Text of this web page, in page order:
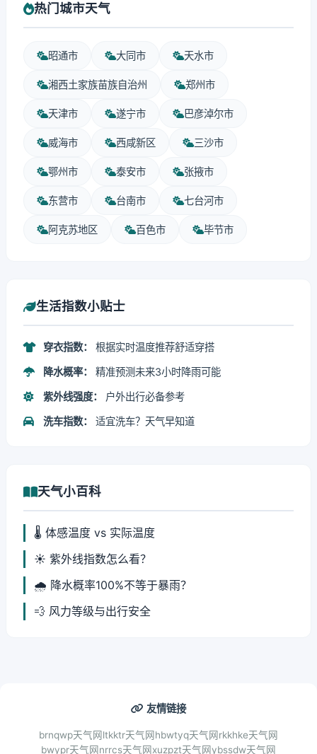
热门城市天气
昭通市 大同市 天水市
湘西土家族苗族自治州 郑州市
天津市 遂宁市 巴彦淖尔市
威海市 西咸新区 三沙市
鄂州市 泰安市 张掖市
东营市 台南市 七台河市
阿克苏地区 百色市 毕节市
生活指数小贴士
穿衣指数： 根据实时温度推荐舒适穿搭
降水概率： 精准预测未来3小时降雨可能
紫外线强度： 户外出行必备参考
洗车指数： 适宜洗车？天气早知道
天气小百科
🌡️ 体感温度 vs 实际温度
☀️ 紫外线指数怎么看？
🌧️ 降水概率100%不等于暴雨？
💨 风力等级与出行安全
友情链接
brnqwp天气网ltkktr天气网hbwtyq天气网rkkhke天气网
bwypr天气网nrrcs天气网xuzpzt天气网ybssdw天气网